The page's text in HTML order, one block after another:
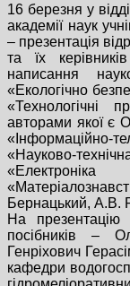
16 березня у
академії наук
– презентація
та їх
написання
«Екологічно
«Технологічні
авторами якої є
«Інформаційно-
«Науково-
Бернацький, А.В.
На презентацію
посібників –
Генріхович
кафедри